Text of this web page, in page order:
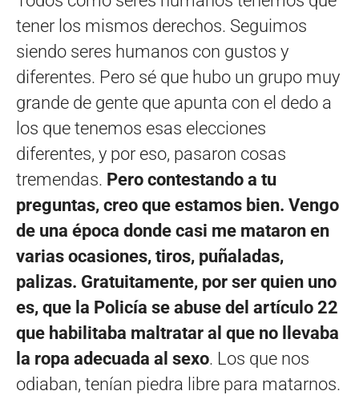
tener los mismos derechos. Seguimos
siendo seres humanos con gustos y
diferentes. Pero sé que hubo un grupo muy
grande de gente que apunta con el dedo a
los que tenemos esas elecciones
diferentes, y por eso, pasaron cosas
tremendas. Pero contestando a tu
preguntas, creo que estamos bien. Vengo
de una época donde casi me mataron en
varias ocasiones, tiros, puñaladas,
palizas. Gratuitamente, por ser quien uno
es, que la Policía se abuse del artículo 22
que habilitaba maltratar al que no llevaba
la ropa adecuada al sexo. Los que nos
odiaban, tenían piedra libre para matarnos.